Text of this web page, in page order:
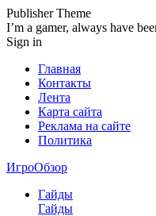
Publisher Theme
I’m a gamer, always have
Sign in
Главная
Контакты
Лента
Карта сайта
Реклама на сайте
Политика
ИгроОбзор
Гайды
Гайды